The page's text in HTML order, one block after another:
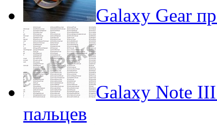
Galaxy Gear
Galaxy Note III
пальцев